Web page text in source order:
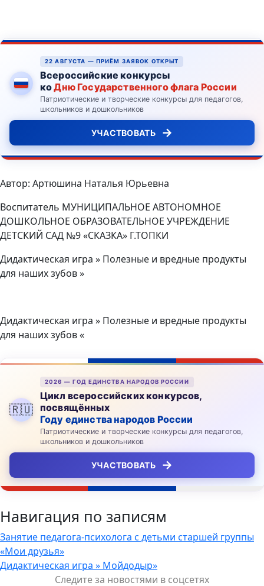
22 АВГУСТА — ПРИЁМ ЗАЯВОК ОТКРЫТ
Всероссийские конкурсы
коДню Государственного флага России
Патриотические и творческие конкурсы для педагогов,
школьников и дошкольников
УЧАСТВОВАТЬ →
Автор: Артюшина Наталья Юрьевна
Воспитатель МУНИЦИПАЛЬНОЕ АВТОНОМНОЕ
ДОШКОЛЬНОЕ ОБРАЗОВАТЕЛЬНОЕ УЧРЕЖДЕНИЕ
ДЕТСКИЙ САД №9 «СКАЗКА» Г.ТОПКИ
Дидактическая игра » Полезные и вредные продукты
для наших зубов »
Дидактическая игра » Полезные и вредные продукты
для наших зубов «
🇷🇺
2026 — ГОД ЕДИНСТВА НАРОДОВ РОССИИ
Цикл всероссийских конкурсов,
посвящённых
Году единства народов России
Патриотические и творческие конкурсы для педагогов,
школьников и дошкольников
УЧАСТВОВАТЬ →
Навигация по записям
Занятие педагога-психолога с детьми старшей группы
«Мои друзья»
Дидактическая игра » Мойдодыр»
Следите за новостями в соцсетях